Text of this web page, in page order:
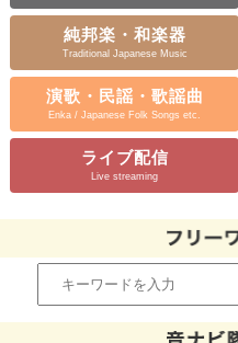
純邦楽・和楽器
Traditional Japanese Music
演歌・民謡・歌謡曲
Enka / Japanese Folk Songs etc.
ライブ配信
Live streaming